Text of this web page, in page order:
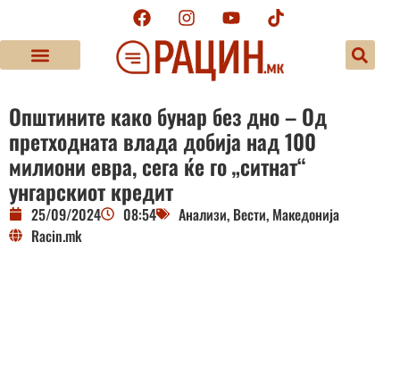
Општините како бунар без дно – Од
претходната влада добија над 100
милиони евра, сега ќе го „ситнат“
унгарскиот кредит
25/09/2024 08:54 Анализи, Вести, Македонија
Racin.mk